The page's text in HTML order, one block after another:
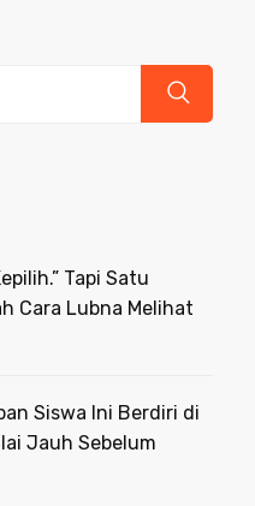
Tapi Satu
Cara Lubna Melihat
Siswa Ini Berdiri di
Jauh Sebelum